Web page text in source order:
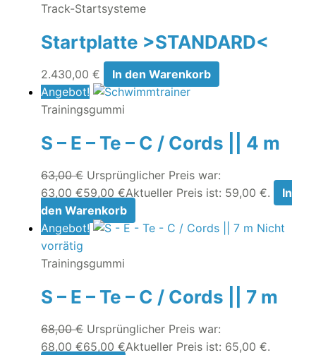
Track-Startsysteme
Startplatte >STANDARD<
2.430,00 €
In den Warenkorb
Angebot!
Trainingsgummi
S – E – Te – C / Cords || 4 m
63,00€ Ursprünglicher Preis war:
63,00 €59,00 €Aktueller Preis ist: 59,00 €.
In
den Warenkorb
Angebot!
Nicht
vorrätig
Trainingsgummi
S – E – Te – C / Cords || 7 m
68,00€ Ursprünglicher Preis war:
68,00 €65,00 €Aktueller Preis ist: 65,00 €.